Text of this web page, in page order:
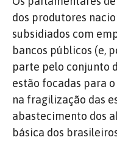
dos produtores
subsidiados com
bancos públicos (e,
parte pelo conjunto
estão focadas para
na fragilização das
abastecimento dos
básica dos